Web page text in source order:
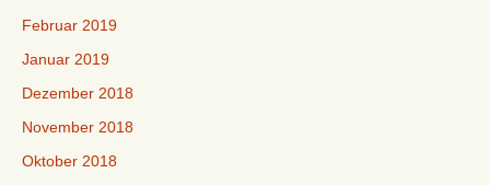
Februar 2019
Januar 2019
Dezember 2018
November 2018
Oktober 2018